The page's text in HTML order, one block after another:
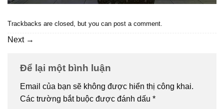
Trackbacks are closed, but you can post a comment
Next →
Để lại một bình luận
Email của bạn sẽ không được hiển thị công khai.
Các trường bắt buộc được đánh dấu *